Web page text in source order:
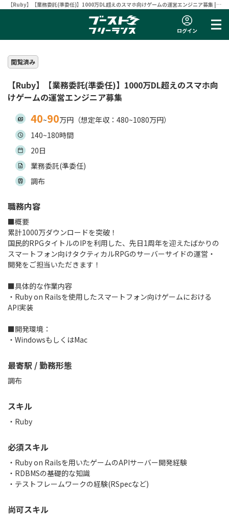
【Ruby】【業務委託(準委任)】1000万DL超えのスマホ向けゲームの運営エンジニア募集 |
フリーランスエンジニア向け案件サイト 【ブーストフリーランス】
ログイン
閲覧済み
【Ruby】【業務委託(準委任)】1000万DL超えのスマホ向
けゲームの運営エンジニア募集
40~90万円（想定年収：480~1080万円）
140~180時間
20日
業務委託(準委任)
調布
職務内容
■概要
累計1000万ダウンロードを突破！
国民的RPGタイトルのIPを利用した、先日1周年を迎えたばかりの
スマートフォン向けタクティカルRPGのサーバーサイドの運営・
開発をご担当いただきます！
■具体的な作業内容
・Ruby on Railsを使用したスマートフォン向けゲームにおける
API実装
■開発環境：
・WindowsもしくはMac
最寄駅 / 勤務形態
調布
スキル
Ruby
必須スキル
・Ruby on Railsを用いたゲームのAPIサーバー開発経験
・RDBMSの基礎的な知識
・テストフレームワークの経験(RSpecなど)
尚可スキル